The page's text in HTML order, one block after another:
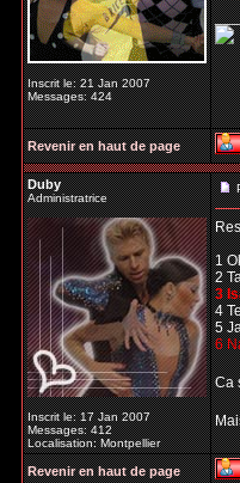
Inscrit le: 21 Jan 2007
Messages: 424
Revenir en haut de page
Duby
Administratrice
Inscrit le: 17 Jan 2007
Messages: 412
Localisation: Montpellier
1
2
3
4
5
6
Ca
Revenir en haut de page